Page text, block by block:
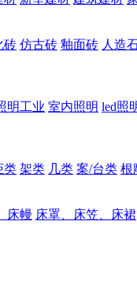
砖 仿古砖 釉面砖 人造
明工业 室内照明 led照
类 架类 几类 案/台类 根
床幔 床罩、床笠、床裙